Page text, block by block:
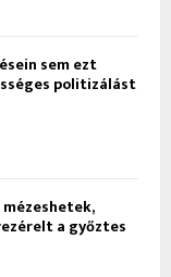
sem ezt
politizálást
a győztes